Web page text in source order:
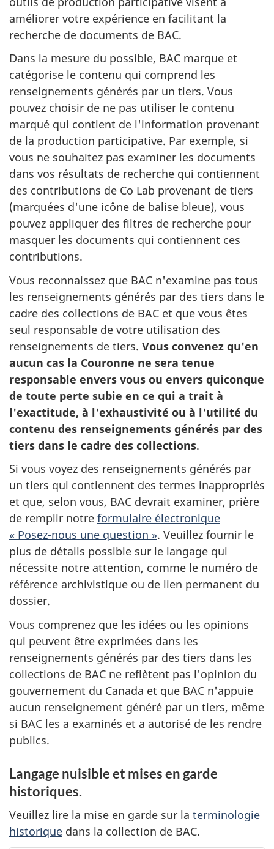
améliorer votre expérience en facilitant la
recherche de documents de BAC.
Dans la mesure du possible, BAC marque et
catégorise le contenu qui comprend les
renseignements générés par un tiers. Vous
pouvez choisir de ne pas utiliser le contenu
marqué qui contient de l'information provenant
de la production participative. Par exemple, si
vous ne souhaitez pas examiner les documents
dans vos résultats de recherche qui contiennent
des contributions de Co Lab provenant de tiers
(marquées d'une icône de balise bleue), vous
pouvez appliquer des filtres de recherche pour
masquer les documents qui contiennent ces
contributions.
Vous reconnaissez que BAC n'examine pas tous
les renseignements générés par des tiers dans le
cadre des collections de BAC et que vous êtes
seul responsable de votre utilisation des
renseignements de tiers. Vous convenez qu'en
aucun cas la Couronne ne sera tenue
responsable envers vous ou envers quiconque
de toute perte subie en ce qui a trait à
l'exactitude, à l'exhaustivité ou à l'utilité du
contenu des renseignements générés par des
tiers dans le cadre des collections.
Si vous voyez des renseignements générés par
un tiers qui contiennent des termes inappropriés
et que, selon vous, BAC devrait examiner, prière
de remplir notre formulaire électronique
« Posez-nous une question ». Veuillez fournir le
plus de détails possible sur le langage qui
nécessite notre attention, comme le numéro de
référence archivistique ou de lien permanent du
dossier.
Vous comprenez que les idées ou les opinions
qui peuvent être exprimées dans les
renseignements générés par des tiers dans les
collections de BAC ne reflètent pas l'opinion du
gouvernement du Canada et que BAC n'appuie
aucun renseignement généré par un tiers, même
si BAC les a examinés et a autorisé de les rendre
publics.
Langage nuisible et mises en garde
historiques.
Veuillez lire la mise en garde sur la terminologie
historique dans la collection de BAC.